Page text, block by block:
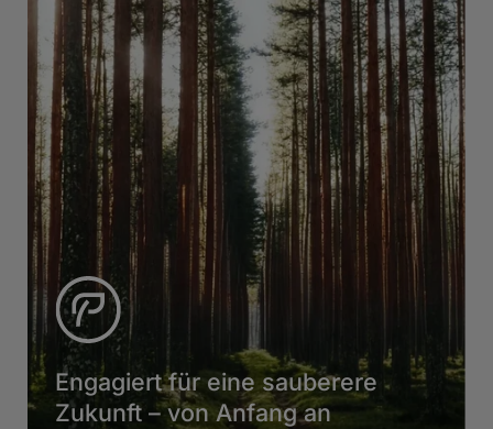
Engagiert für eine sauberere
Zukunft – von Anfang an